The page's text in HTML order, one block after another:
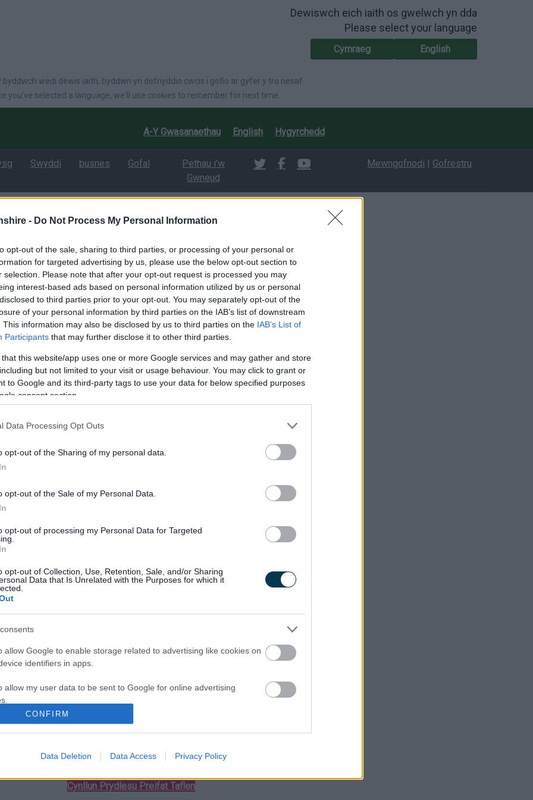
- Do Not Process My Personal Information
opt-out of the sale, sharing to third parties, or processing of your personal or
for targeted advertising by us, please use the below opt-out section to
selection. Please note that after your opt-out request is processed you may
interest-based ads based on personal information utilized by us or personal
to third parties prior to your opt-out. You may separately opt-out of the
of your personal information by third parties on the IAB’s list of downstream
This information may also be disclosed by us to third parties on the IAB’s List of
Participants that may further disclose it to other third parties.
that this website/app uses one or more Google services and may gather and store
but not limited to your visit or usage behaviour. You may click to grant or
to Google and its third-party tags to use your data for below specified purposes
consent section.
Data Processing Opt Outs
opt-out of the Sharing of my personal data.
opt-out of the Sale of my Personal Data.
opt-out of processing my Personal Data for Targeted
opt-out of Collection, Use, Retention, Sale, and/or Sharing
Data that Is Unrelated with the Purposes for which it
allow Google to enable storage related to advertising like cookies on
identifiers in apps.
allow my user data to be sent to Google for online advertising
allow Google to send me personalized advertising.
allow Google to enable storage related to analytics like cookies on
allow Google to enable storage related to functionality of the website
CONFIRM
Data Deletion Data Access Privacy Policy
Dewiswch eich iaith os gwelwch yn dda
Please select your language
Cymraeg English
byddwch wedi dewis iaith, byddwn yn defnyddio cwcis i gofio ar gyfer y tro nesaf
you've selected a language, we'll use cookies to remember for next time.
A-Y Gwasanaethau English Hygyrchedd
Swyddi busnes Gofal
Pethau i’w
Gwneud
Mewngofnodi | Gofrestru
Sir Fynwy/Cynllun Prydlesu Preifat
landlordiaid preifat a pherchnogion eiddo i ddarparu
yn cynnwys cynllun prydlesu i warantu incwm i
yn enw’r Cyngor ac yn talu am yr holl filiau
wres canolog (nwy yn ddelfrydol), carpedi,
mwg, ffitiadau golau a byddant mewn cyflwr addurnol da.
gellir ystyried eiddo wedi’i ddodrefnu’n rhannol neu’n
fyngalos ym mhob ardal o Sir Fynwy.
cystadleuol ar gyfer eich eiddo, yn dibynnu ar leoliad,
yn oed os yw’ch eiddo yn wag ac felly nid oes angen
(heb rwymedigaeth) a rhoi esboniad llawn o
rheoli eiddo a chysylltiadau o ansawdd uwch i chi. Fel
Gosod Sir Fynwy hefyd gynnig:
o’r eiddo cyn i neb fyw ynddo
(ac eithrio costau traul)
ar gael a’r galw)
Cynllun Prydlesu Preifat Taflen